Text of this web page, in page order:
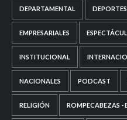
DEPARTAMENTAL DEPORTES
EMPRESARIALES
INSTITUCIONAL
NACIONALES PODCAST
RELIGIÓN ROMPECABEZAS -